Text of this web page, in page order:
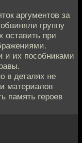
аргументов за
группу
оставить при
и их пособниками
в деталях не
материалов
память героев